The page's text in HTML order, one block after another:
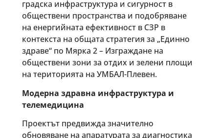
градска инфраструктура и сигурност в
обществени пространства и подобряване
на енергийната ефективност в СЗР в
контекста на общата стратегия за „Единно
здраве“ по Мярка 2 – Изграждане на
обществени зони за отдих и зелени площи
на територията на УМБАЛ-Плевен.
Модерна здравна инфраструктура и
телемедицина
Проектът предвижда значително
обновяване на апаратурата за диагностика